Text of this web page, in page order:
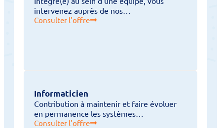
intervenez auprès de nos…
Consulter l'offre
Informaticien
Contribution à maintenir et faire évoluer
en permanence les systèmes…
Consulter l'offre